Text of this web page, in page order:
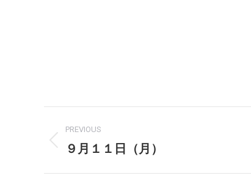
navigation
PREVIOUS
Previous
９月１１日（月）